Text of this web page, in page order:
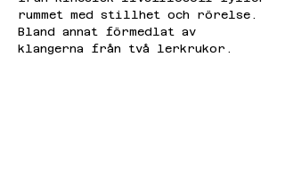
rummet med stillhet och rörelse.
Bland annat förmedlat av
klangerna från två lerkrukor.